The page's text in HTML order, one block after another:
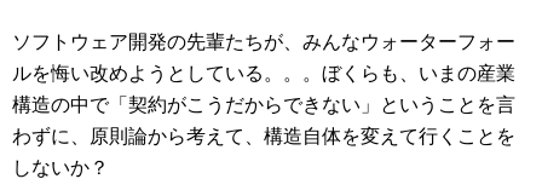
ソフトウェア開発の先輩たちが、みんなウォーターフォー
ルを悔い改めようとしている。。。ぼくらも、いまの産業
構造の中で「契約がこうだからできない」ということを言
わずに、原則論から考えて、構造自体を変えて行くことを
しないか？